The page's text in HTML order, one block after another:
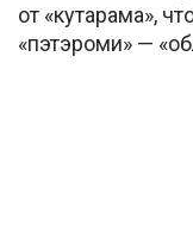
от «кутарама»,
«пэтэроми» —